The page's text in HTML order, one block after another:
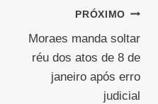
PRÓXIMO
Moraes manda soltar
réu dos atos de 8 de
janeiro após erro
judicial